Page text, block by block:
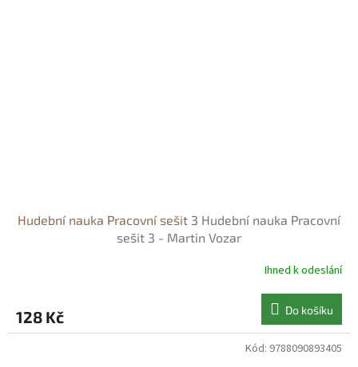
Hudební nauka Pracovní sešit 3 Hudební nauka Pracovní
sešit 3 - Martin Vozar
Ihned k odeslání
128 Kč Do košíku
Kód: 9788090893405